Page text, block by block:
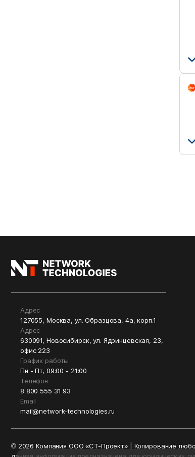
Адрес
127055, Москва, ул. Образцова, 4а, корп.1
Адрес
630091, Новосибирск, ул. Ядринцевская, 23,
офис 223
График работы
Пн - Пт, 09:00 - 21:00
Телефон
8 800 555 31 93
Email
mail@network-technologies.ru
© 2026 Компания ООО «СТ-Проект» | Копирование